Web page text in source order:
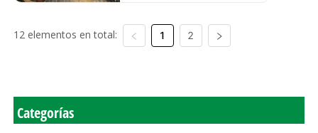
12 elementos en total: 1 2
Categorías